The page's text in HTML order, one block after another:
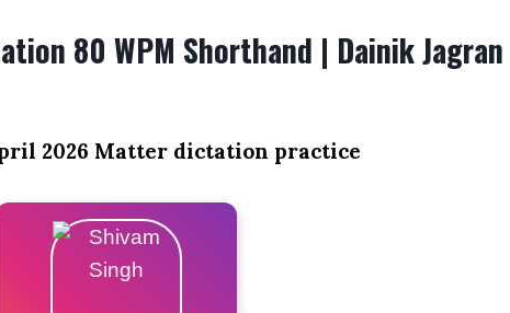
80 WPM Shorthand | Dainik Jagran
2026 Matter dictation practice